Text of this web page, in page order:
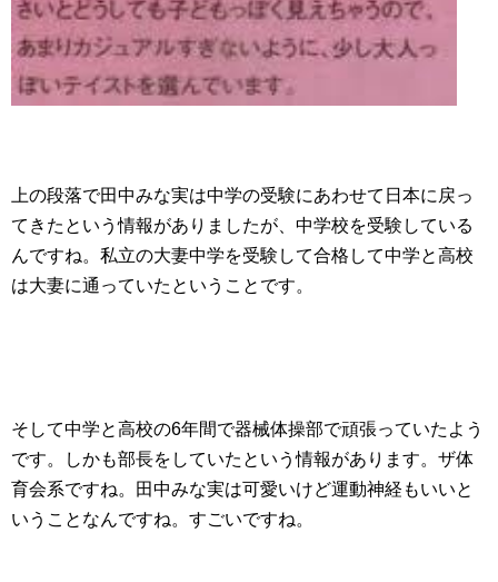
上の段落で田中みな実は中学の受験にあわせて日本に戻っ
てきたという情報がありましたが、中学校を受験している
んですね。私立の大妻中学を受験して合格して中学と高校
は大妻に通っていたということです。
そして中学と高校の6年間で器械体操部で頑張っていたよう
です。しかも部長をしていたという情報があります。ザ体
育会系ですね。田中みな実は可愛いけど運動神経もいいと
いうことなんですね。すごいですね。